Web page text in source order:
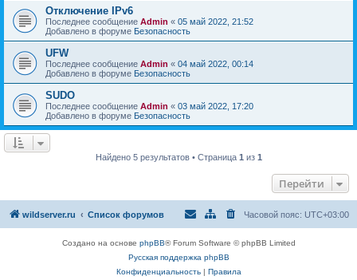
Отключение IPv6
Последнее сообщение Admin « 05 май 2022, 21:52
Добавлено в форуме Безопасность
UFW
Последнее сообщение Admin « 04 май 2022, 00:14
Добавлено в форуме Безопасность
SUDO
Последнее сообщение Admin « 03 май 2022, 17:20
Добавлено в форуме Безопасность
Найдено 5 результатов • Страница 1 из 1
Перейти
wildserver.ru Список форумов Часовой пояс: UTC+03:00
Создано на основе phpBB® Forum Software © phpBB Limited
Русская поддержка phpBB
Конфиденциальность| Правила